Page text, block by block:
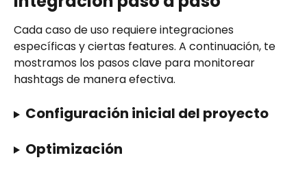
Cada caso de uso requiere integraciones
específicas y ciertas features. A continuación, te
mostramos los pasos clave para monitorear
hashtags de manera efectiva.
Configuración inicial del proyecto
Optimización